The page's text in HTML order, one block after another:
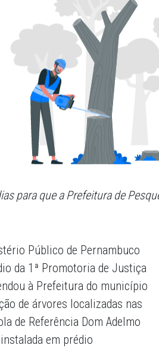
para que a Prefeitura de
Público de Pernambuco
da 1ª Promotoria de Justiça
à Prefeitura do município
de árvores localizadas nas
de Referência Dom Adelmo
em prédio